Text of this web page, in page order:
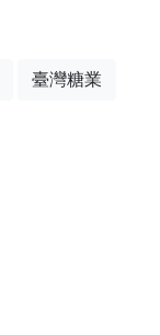
臺灣糖業